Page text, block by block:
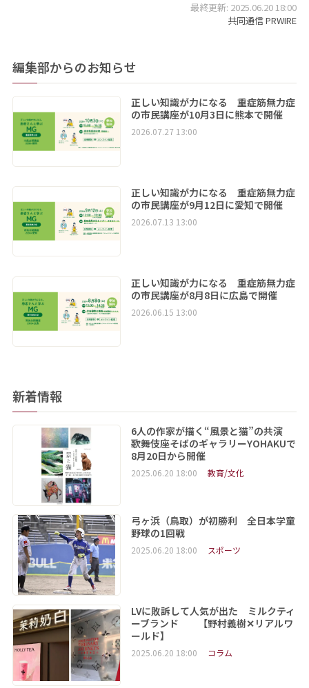
最終更新: 2025.06.20 18:00
共同通信 PRWIRE
編集部からのお知らせ
正しい知識が力になる 重症筋無力症
の市民講座が10月3日に熊本で開催
2026.07.27 13:00
正しい知識が力になる 重症筋無力症
の市民講座が9月12日に愛知で開催
2026.07.13 13:00
正しい知識が力になる 重症筋無力症
の市民講座が8月8日に広島で開催
2026.06.15 13:00
新着情報
6人の作家が描く“風景と猫”の共演
歌舞伎座そばのギャラリーYOHAKUで
8月20日から開催
2025.06.20 18:00 教育/文化
弓ヶ浜（鳥取）が初勝利 全日本学童
野球の1回戦
2025.06.20 18:00 スポーツ
LVに敗訴して人気が出た ミルクティ
ーブランド 【野村義樹✕リアルワ
ールド】
2025.06.20 18:00 コラム